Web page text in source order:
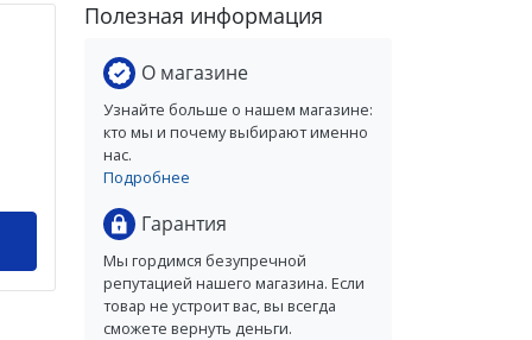
Полезная информация
О магазине
Узнайте больше о нашем магазине:
кто мы и почему выбирают именно
нас.
Подробнее
Гарантия
Мы гордимся безупречной
репутацией нашего магазина. Если
товар не устроит вас, вы всегда
сможете вернуть деньги.